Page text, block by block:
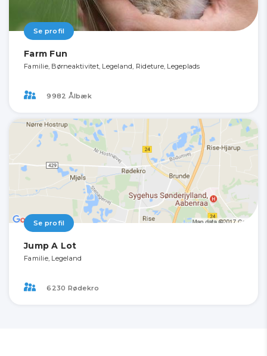
Se profil
Farm Fun
Familie, Børneaktivitet, Legeland, Rideture, Legeplads
9982 Ålbæk
Se profil
Jump A Lot
Familie, Legeland
6230 Rødekro